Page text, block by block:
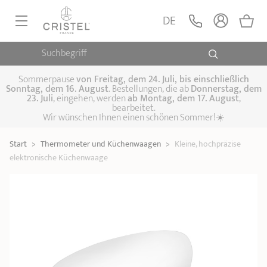
Suchbegriff
DE
PFANNEN, SAUTEUSEN
Pfannen Sauteusen Crêpepfannen
KOCHTÖPFE, SCHMORTÖPFE
Kochtöpfe Schmortöpfe,
Fleischtöpfe Suppentöpfe
DAMFPAUFSÄTZE
Dämpfaufsätze Schnellkochtöpfe
KÜCHENHELFER
SPEZIELLE KÜCHENUTENSILIEN
Espressokocher
Sommerpausevon Freitag, dem 24. Juli, bis einschließlich
Sonntag, dem 16. August. Bestellungen, die abDonnerstag, dem
23. Juli, eingehen, werdenab Montag, dem 17. August,
bearbeitet.
Wir wünschen Ihnen einen schönen Sommer!☀️
Start > Thermometer und Küchenwaagen > Kleine, hochpräzise
elektronische Küchenwaage
elektronische
Küchenwaage
Küchenwaagen
34,90 € LEGEN